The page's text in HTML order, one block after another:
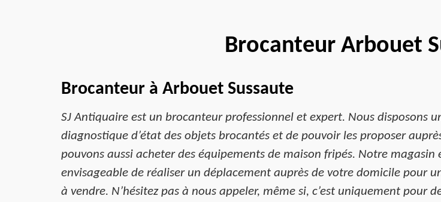
Brocanteur Arbouet
Brocanteur à Arbouet Sussaute
SJ Antiquaire est un brocanteur professionnel et expert. Nous disposons
diagnostique d’état des objets brocantés et de pouvoir les proposer
pouvons aussi acheter des équipements de maison fripés. Notre
envisageable de réaliser un déplacement auprès de votre domicile pour
à vendre. N’hésitez pas à nous appeler, même si, c’est uniquement pour